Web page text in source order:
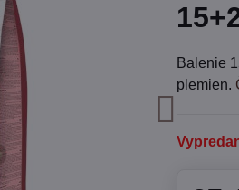
Balenie
plemien.